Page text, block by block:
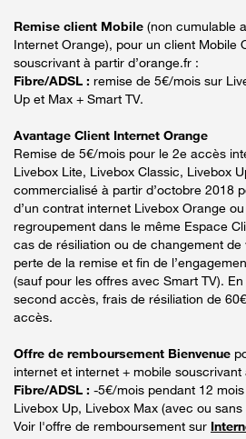
Remise client Mobile (non cumulable
Internet Orange), pour un client Mobile
souscrivant à partir d’orange.fr :
Fibre/ADSL : remise de 5€/mois sur
Up et Max + Smart TV.
Avantage Client Internet Orange
Remise de 5€/mois pour le 2e accès
Livebox Lite, Livebox Classic, Livebox
commercialisé à partir d’octobre 2018
d’un contrat internet Livebox Orange
regroupement dans le même Espace
cas de résiliation ou de changement
perte de la remise et fin de
(sauf pour les offres avec Smart TV).
second accès, frais de résiliation de
accès.
Offre de remboursement Bienvenue
internet et internet + mobile souscrivant
Fibre/ADSL : -5€/mois pendant 12
Livebox Up, Livebox Max (avec ou sans
Voir l'offre de remboursement sur